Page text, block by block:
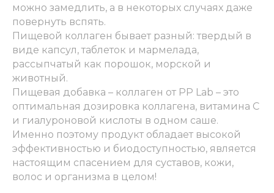
можно замедлить, а в некоторых случаях даже
повернуть вспять.
Пищевой коллаген бывает разный: твердый в
виде капсул, таблеток и мармелада,
рассыпчатый как порошок, морской и
животный.
Пищевая добавка – коллаген от PP Lab – это
оптимальная дозировка коллагена, витамина С
и гиалуроновой кислоты в одном саше.
Именно поэтому продукт обладает высокой
эффективностью и биодоступностью, является
настоящим спасением для суставов, кожи,
волос и организма в целом!